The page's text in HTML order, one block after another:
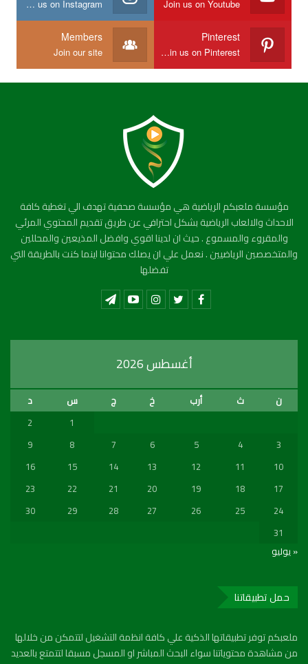
Join us on Youtube
Join us on Instagram
Pinterest
Join us on Pinterest
Members
Join our site
مؤسسة ملعبكم الرياضية هي مؤسسة صحفية تهدف الي تغطية كافة
الاحداث والالعاب الرياضية بشكل احترافي عن طريق تقديم المحتوي المرئي
والمقروء والمسموع . حيث ان لدينا اقوي وافضل المذيعين والمحللين
والمتخصصين الرياضيين . نعمل علي ان يصلك محتوانا اينما كنت بالطريقة التي
تفضلها
أغسطس 2026
ن ث أرب خ ج س
د
1
2
3
4
5
6
7
8
9
10
11
12
13
14
15
16
17
18
19
20
21
22
23
24
25
26
27
28
29
30
31
« يوليو
حمل تطبيقاتنا
ملعبكم توفر تطبيقاتها الذكية علي كافة انظمة التشغيل لتتمكن من خلالها
من مشاهدة محتوياتنا سواء البحث المباشر او المسجل مسبقا لتتمتع بالعديد